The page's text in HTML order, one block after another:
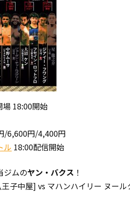
18:00開始
/6,600円/4,400円
ル 18:00配信開始
ジムのヤン・バクス ！
子中屋] vs マハンハイリー ヌー